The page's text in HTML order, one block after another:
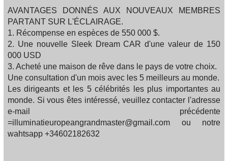
AVANTAGES DONNÉS AUX NOUVEAUX MEMBRES
PARTANT SUR L'ÉCLAIRAGE.
1. Récompense en espèces de 550 000 $.
2. Une nouvelle Sleek Dream CAR d'une valeur de 150
000 USD
3. Acheté une maison de rêve dans le pays de votre choix.
Une consultation d'un mois avec les 5 meilleurs au monde.
Les dirigeants et les 5 célébrités les plus importantes au
monde. Si vous êtes intéressé, veuillez contacter l'adresse
e-mail précédente
=illuminatieuropeangrandmaster@gmail.com ou notre
wahtsapp +34602182632